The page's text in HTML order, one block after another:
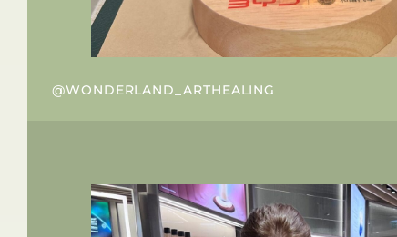
@WONDERLAND_ARTHEALING